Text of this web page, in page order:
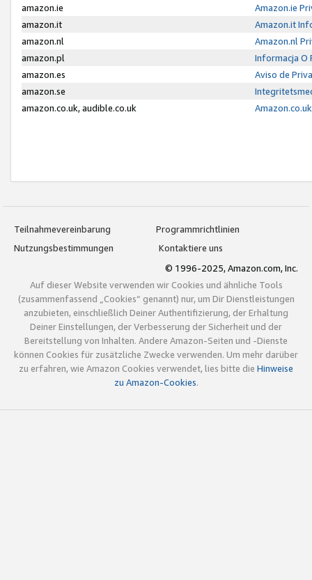
amazon.ie
Amazon.ie
amazon.it
Amazon.it
amazon.nl
Amazon.nl
amazon.pl
Informacja O
amazon.es
Aviso de
amazon.se
amazon.co.uk, audible.co.uk
Teilnahmevereinbarung
Programmrichtlinien
Nutzungsbestimmungen
Kontaktiere uns
© 1996-2025, Amazon.com, Inc.
Auf dieser Website verwenden wir Cookies und ähnliche Tools
(zusammenfassend „Cookies“ genannt) nur, um Dir Dienstleistungen
anzubieten, einschließlich Deiner Authentifizierung, der Erhaltung
Deiner Einstellungen, der Verbesserung der Sicherheit und der
Bereitstellung von Inhalten. Andere Amazon-Seiten und -Dienste
können Cookies für zusätzliche Zwecke verwenden. Um mehr darüber
zu erfahren, wie Amazon Cookies verwendet, lies bitte die Hinweise
zu Amazon-Cookies.